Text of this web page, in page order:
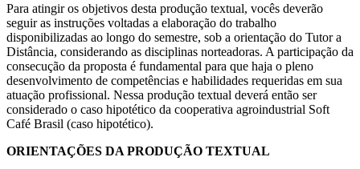
Para atingir os objetivos desta produção textual, vocês deverão
seguir as instruções voltadas a elaboração do trabalho
disponibilizadas ao longo do semestre, sob a orientação do Tutor a
Distância, considerando as disciplinas norteadoras. A participação da
consecução da proposta é fundamental para que haja o pleno
desenvolvimento de competências e habilidades requeridas em sua
atuação profissional. Nessa produção textual deverá então ser
considerado o caso hipotético da cooperativa agroindustrial Soft
Café Brasil (caso hipotético).
ORIENTAÇÕES DA PRODUÇÃO TEXTUAL